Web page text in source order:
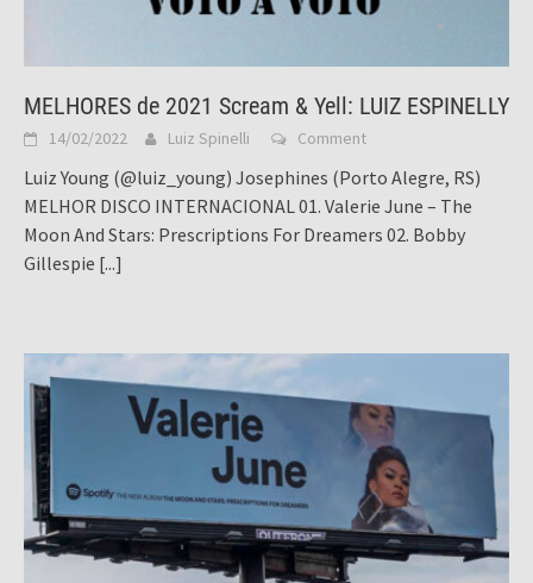
MELHORES de 2021 Scream & Yell: LUIZ ESPINELLY
14/02/2022 Luiz Spinelli Comment
Luiz Young (@luiz_young) Josephines (Porto Alegre, RS)
MELHOR DISCO INTERNACIONAL 01. Valerie June – The
Moon And Stars: Prescriptions For Dreamers 02. Bobby
Gillespie [...]